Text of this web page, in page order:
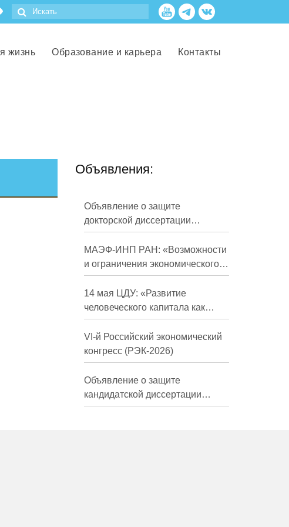
жизнь Образование и карьера Контакты
Объявления:
Объявление о защите
докторской диссертации
Кузнецова Михаила
Евгеньевича
МАЭФ-ИНП РАН: «Возможности
и ограничения экономического
развития России в средне- и
долгосрочной перспективе»
14 мая ЦДУ: «Развитие
человеческого капитала как
фактор экономического роста»
VI-й Российский экономический
конгресс (РЭК-2026)
Объявление о защите
кандидатской диссертации
Трындиной Николь Сергеевны